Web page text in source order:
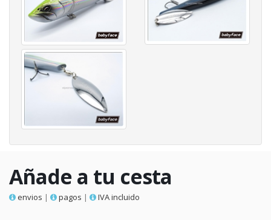
Añade a tu cesta
envios | pagos | IVA incluido